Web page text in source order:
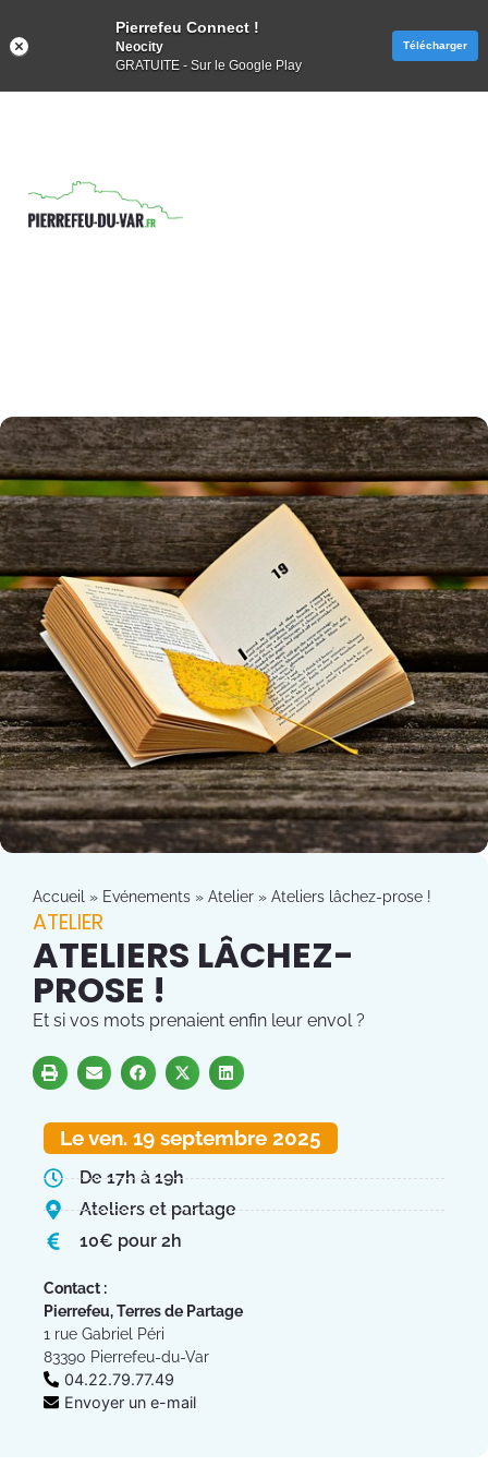
Accueil » Evénements » Atelier » Ateliers lâchez-prose !
ATELIER
ATELIERS LÂCHEZ-
PROSE !
Et si vos mots prenaient enfin leur envol ?
Le ven. 19 septembre 2025
De 17h à 19h
Ateliers et partage
10€ pour 2h
Contact :
Pierrefeu, Terres de Partage
1 rue Gabriel Péri
83390 Pierrefeu-du-Var
04.22.79.77.49
Envoyer un e-mail
Pierrefeu Connect !
Neocity
GRATUITE - Sur le Google Play
Télécharger